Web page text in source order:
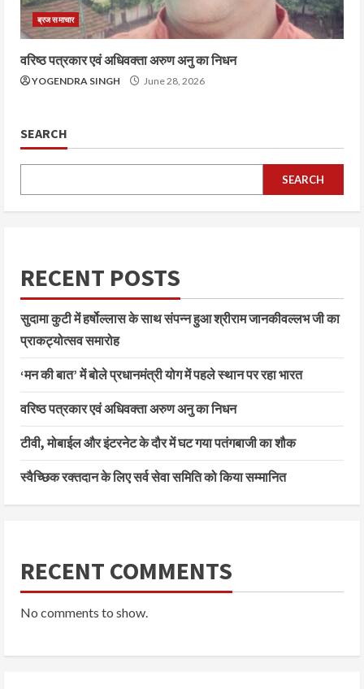
ब्रज समाचार
वरिष्ठ पत्रकार एवं अधिवक्ता अरुण अनु का निधन
YOGENDRA SINGH June 28, 2026
SEARCH
SEARCH
RECENT POSTS
सुदामा कुटी में हर्षोल्लास के साथ संपन्न हुआ श्रीराम जानकीवल्लभ जी का
प्राकट्योत्सव समारोह
‘मन की बात’ में बोले प्रधानमंत्री योग में पहले स्थान पर रहा भारत
वरिष्ठ पत्रकार एवं अधिवक्ता अरुण अनु का निधन
टीवी, मोबाईल और इंटरनेट के दौर में घट गया पतंगबाजी का शौक
स्वैच्छिक रक्तदान के लिए सर्व सेवा समिति को किया सम्मानित
RECENT COMMENTS
No comments to show.